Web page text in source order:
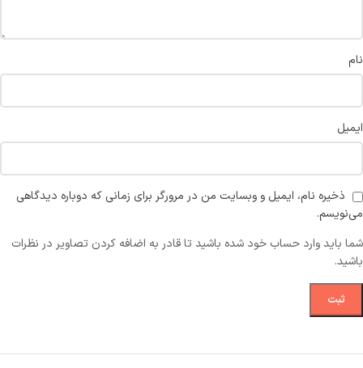
نام
ایمیل
ذخیره نام، ایمیل و وبسایت من در مرورگر برای زمانی که دوباره دیدگاهی
می‌نویسم.
شما باید وارد حساب خود شده باشید تا قادر به اضافه کردن تصاویر در نظرات
باشید.